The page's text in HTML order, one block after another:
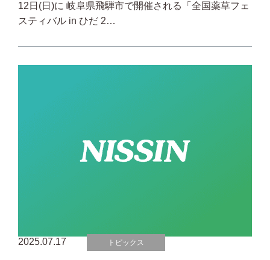
12日(日)に 岐阜県飛騨市で開催される「全国薬草フェ
スティバル in ひだ 2…
2025.07.17 トピックス